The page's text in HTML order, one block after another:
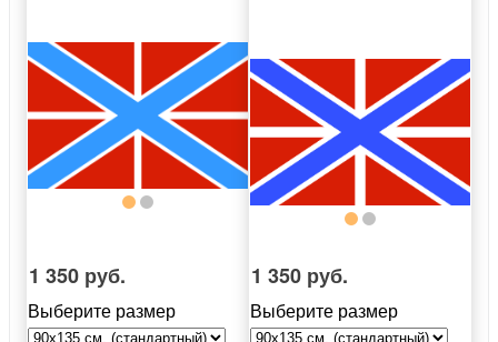
1 350 руб.
Выберите размер
1 350 руб.
Выберите размер